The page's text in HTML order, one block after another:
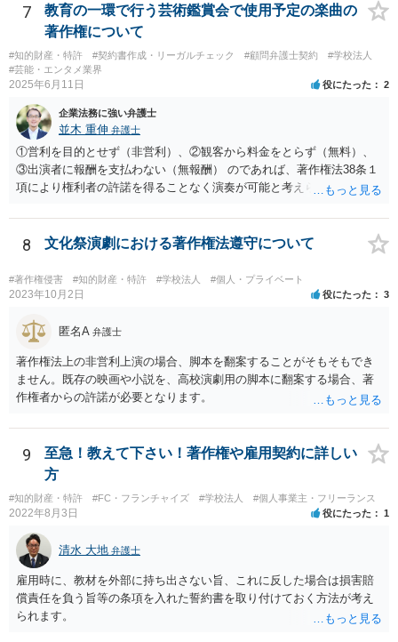
す。 市販の問題集を購入して、それを解かせることは問題ないです
が、複製となると「私的複製」とはならないので著作権法上問題とな
ると思います。 いちど著作権取り扱っている弁護士にご相談いただい
たほうがよろしいかと思います。
7
教育の一環で行う芸術鑑賞会で使用予定の楽曲の
著作権について
#知的財産・特許 #契約書作成・リーガルチェック #顧問弁護士契約
#学校法人
#芸能・エンタメ業界
2025年6月11日 役にたった 2
企業法務に強い弁護士
並木 重伸 弁護士
①営利を目的とせず（非営利）、②観客から料金をとらず（無料）、
③出演者に報酬を支払わない（無報酬） のであれば、著作権法38条１
項により権利者の許諾を得ることなく演奏が可能と考えられます。 参
のではないと思われますので、③次第と思われます。
8 文化祭演劇における著作権法遵守について
#著作権侵害 #知的財産・特許 #学校法人 #個人・プライベート
2023年10月2日 役にたった 3
匿名A 弁護士
著作権法上の非営利上演の場合、脚本を翻案することがそもそもでき
ません。既存の映画や小説を、高校演劇用の脚本に翻案する場合、著
作権者からの許諾が必要となります。
9
至急！教えて下さい！著作権や雇用契約に詳しい
方
#知的財産・特許 #FC・フランチャイズ #学校法人 #個人事業主・フリーランス
2022年8月3日 役にたった 1
清水 大地 弁護士
雇用時に、教材を外部に持ち出さない旨、これに反した場合は損害賠
償責任を負う旨等の条項を入れた誓約書を取り付けておく方法が考え
られます。